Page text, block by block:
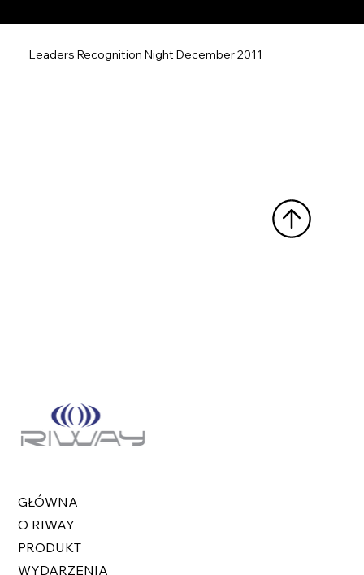
Leaders Recognition Night December 2011
GŁÓWNA
O RIWAY
PRODUKT
WYDARZENIA